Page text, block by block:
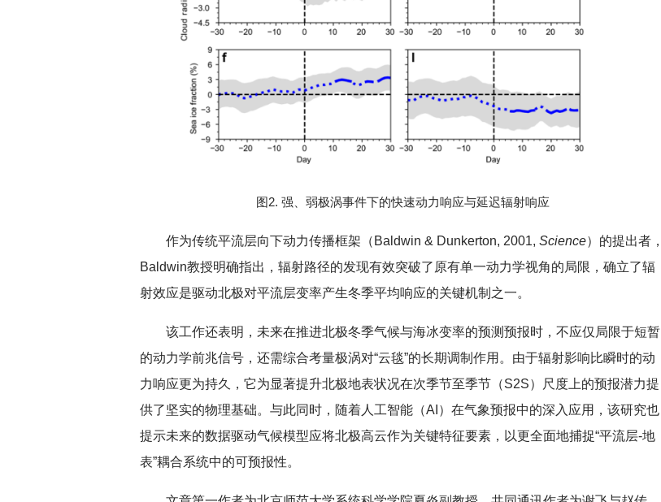
图2. 强、弱极涡事件下的快速动力响应与延迟辐射响应
作为传统平流层向下动力传播框架（Baldwin & Dunkerton, 2001, Science）的提出者，
Baldwin教授明确指出，辐射路径的发现有效突破了原有单一动力学视角的局限，确立了辐
射效应是驱动北极对平流层变率产生冬季平均响应的关键机制之一。
该工作还表明，未来在推进北极冬季气候与海冰变率的预测预报时，不应仅局限于短暂
的动力学前兆信号，还需综合考量极涡对“云毯”的长期调制作用。由于辐射影响比瞬时的动
力响应更为持久，它为显著提升北极地表状况在次季节至季节（S2S）尺度上的预报潜力提
供了坚实的物理基础。与此同时，随着人工智能（AI）在气象预报中的深入应用，该研究也
提示未来的数据驱动气候模型应将北极高云作为关键特征要素，以更全面地捕捉“平流层-地
表”耦合系统中的可预报性。